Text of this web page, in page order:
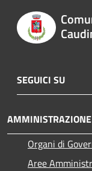
SEGUICI SU
AMMINISTRAZIONE
Organi di
Aree